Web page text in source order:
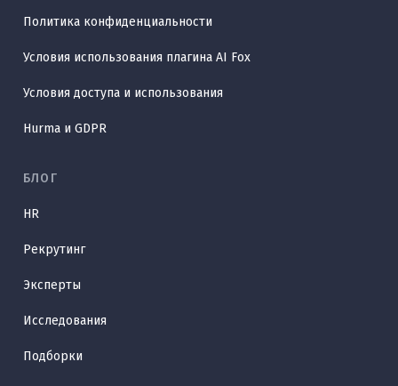
Политика конфиденциальности
Условия использования плагина AI Fox
Условия доступа и использования
Hurma и GDPR
БЛОГ
HR
Рекрутинг
Эксперты
Исследования
Подборки